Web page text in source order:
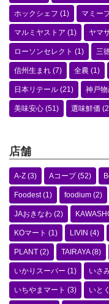
ホックシェフ (1) マミー
マルミヤストア (1) ヤマ
ローソンセレクト (1) 三
信州生まれ (7) 全農 (1)
日本リテール (21) 神戸
美味安心 (51) 選味鮮価
店舗
A-Z (3) Aコープ(52)
Foodest(1) foodium (2)
JAおきなわ (2)
KOマート (1) LIVIN (4)
PLANT (2) TAIRAYA(8)
いかりスーパー (1) いさ
いちやまマート (3) いとく